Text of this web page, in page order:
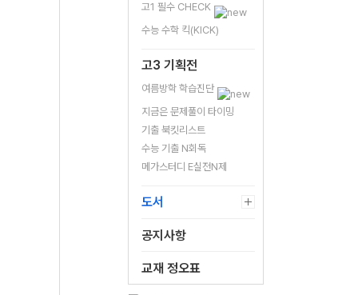
고1 필수 CHECK
수능 수학 킥(KICK)
고3 기획전
여름방학 학습진단
지금은 문제풀이 타이밍
기출 북킷리스트
수능 기출 N회독
메가스터디 E실전N제
도서
공지사항
교재 정오표